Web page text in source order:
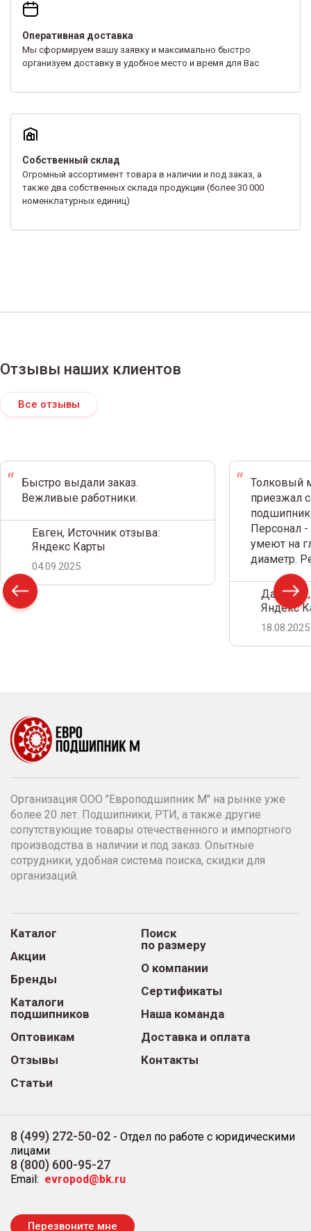
Оперативная доставка
Мы сформируем вашу заявку и максимально быстро
организуем доставку в удобное место и время для Вас
Собственный склад
Огромный ассортимент товара в наличии и под заказ, а
также два собственных склада продукции (более 30 000
номенклатурных единиц)
Отзывы наших клиентов
Все отзывы
Быстро выдали заказ.
Вежливые работники.
Евген, Источник отзыва:
Яндекс Карты
04.09.2025
Толковый
приезжал
Персонал
умеют на
диаметр.
Дамир
Яндекс
18.08.2025
Организация ООО "Европодшипник М" на рынке уже
более 20 лет. Подшипники, РТИ, а также другие
сопутствующие товары отечественного и импортного
производства в наличии и под заказ. Опытные
сотрудники, удобная система поиска, скидки для
организаций.
Каталог
Акции
Бренды
Каталоги
подшипников
Оптовикам
Отзывы
Статьи
Поиск
по размеру
О компании
Сертификаты
Наша команда
Доставка и оплата
Контакты
8 (499) 272-50-02 - Отдел по работе с юридическими
лицами
8 (800) 600-95-27
Email: evropod@bk.ru
Перезвоните мне